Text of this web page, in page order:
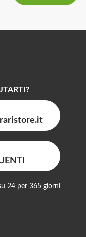
24 per 365 giorni